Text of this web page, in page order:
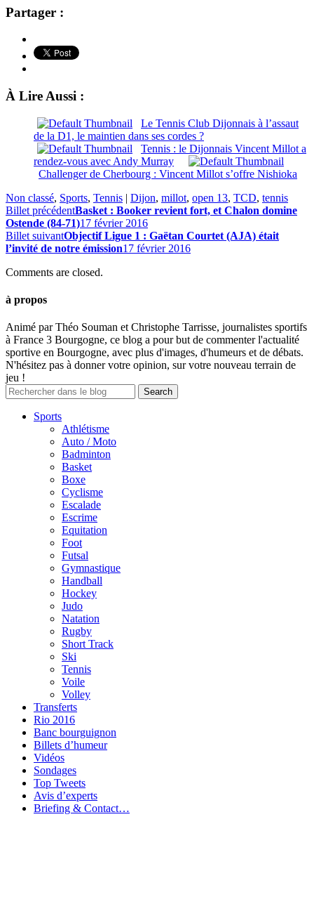
Partager :
À Lire Aussi :
Le Tennis Club Dijonnais à l’assaut
de la D1, le maintien dans ses cordes ?
Tennis : le Dijonnais Vincent Millot a
rendez-vous avec Andy Murray
Challenger de Cherbourg : Vincent Millot s’offre Nishioka
Non classé, Sports, Tennis | Dijon, millot, open 13, TCD, tennis
Billet précédentBasket : Booker revient fort, et Chalon domine
Ostende (84-71)17 février 2016
Billet suivantObjectif Ligue 1 : Gaëtan Courtet (AJA) était
l’invité de notre émission17 février 2016
Comments are closed.
à propos
Animé par Théo Souman et Christophe Tarrisse, journalistes sportifs
à France 3 Bourgogne, ce blog a pour but de commenter l'actualité
sportive en Bourgogne, avec plus d'images, d'humeurs et de débats.
N'hésitez pas à donner votre opinion, sur votre nouveau terrain de
jeu !
Sports
Athlétisme
Auto / Moto
Badminton
Basket
Boxe
Cyclisme
Escalade
Escrime
Equitation
Foot
Futsal
Gymnastique
Handball
Hockey
Judo
Natation
Rugby
Short Track
Ski
Tennis
Voile
Volley
Transferts
Rio 2016
Banc bourguignon
Billets d’humeur
Vidéos
Sondages
Top Tweets
Avis d’experts
Briefing & Contact…